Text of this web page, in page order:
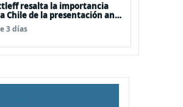
resalta la importancia
Chile de la presentación ante
de la Plataforma
Extendida del
3 días